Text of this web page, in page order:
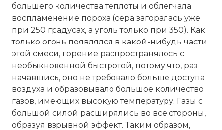
большего количества теплоты и облегчала
воспламенение пороха (сера загоралась уже
при 250 градусах, а уголь только при 350). Как
только огонь появлялся в какой-нибудь части
этой смеси, горение распространялось с
необыкновенной быстротой, потому что, раз
начавшись, оно не требовало больше доступа
воздуха и образовывало большое количество
газов, имеющих высокую температуру. Газы с
большой силой расширялись во все стороны,
образуя взрывной эффект. Таким образом,